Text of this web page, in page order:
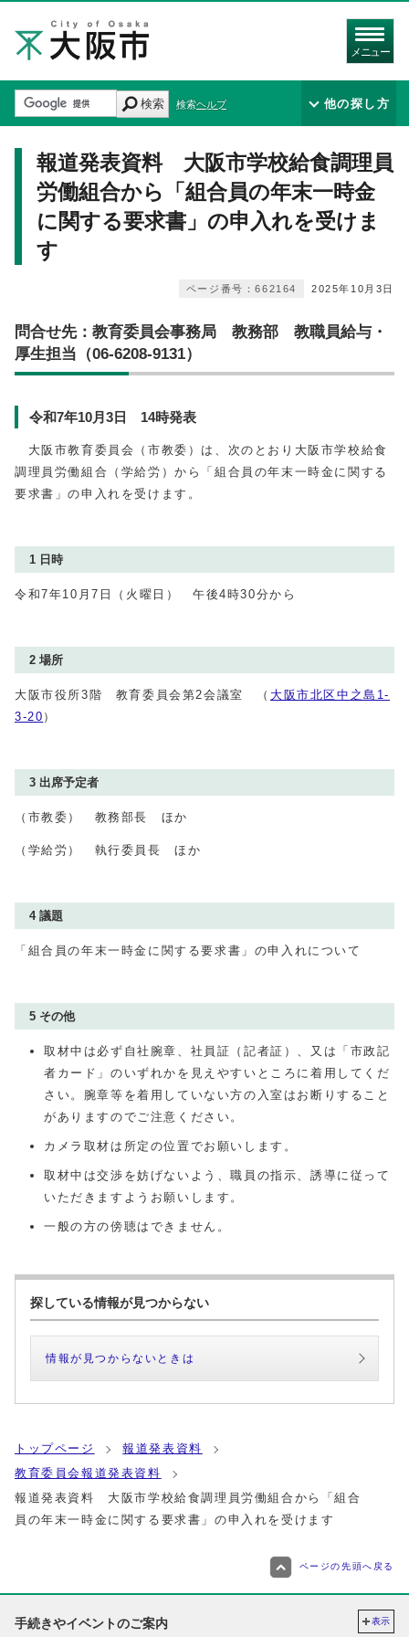
メニュー
検索 検索ヘルプ 他の探し方
報道発表資料 大阪市学校給食調理員
労働組合から「組合員の年末一時金
に関する要求書」の申入れを受けま
す
2025年10月3日
ページ番号：662164
問合せ先：教育委員会事務局 教務部 教職員給与・
厚生担当（06-6208-9131）
令和7年10月3日 14時発表
大阪市教育委員会（市教委）は、次のとおり大阪市学校給食
調理員労働組合（学給労）から「組合員の年末一時金に関する
要求書」の申入れを受けます。
1 日時
令和7年10月7日（火曜日） 午後4時30分から
2 場所
大阪市役所3階 教育委員会第2会議室 （ 大阪市北区中之島1‐
3‐20 ）
3 出席予定者
（市教委） 教務部長 ほか
（学給労） 執行委員長 ほか
4 議題
「組合員の年末一時金に関する要求書」の申入れについて
5 その他
取材中は必ず自社腕章、社員証（記者証）、又は「市政記
者カード」のいずれかを見えやすいところに着用してくだ
さい。腕章等を着用していない方の入室はお断りすること
がありますのでご注意ください。
カメラ取材は所定の位置でお願いします。
取材中は交渉を妨げないよう、職員の指示、誘導に従って
いただきますようお願いします。
一般の方の傍聴はできません。
探している情報が見つからない
情報が見つからないときは
トップページ
報道発表資料
教育委員会報道発表資料
報道発表資料 大阪市学校給食調理員労働組合から「組合
員の年末一時金に関する要求書」の申入れを受けます
ページの先頭へ戻る
手続きやイベントのご案内 表示